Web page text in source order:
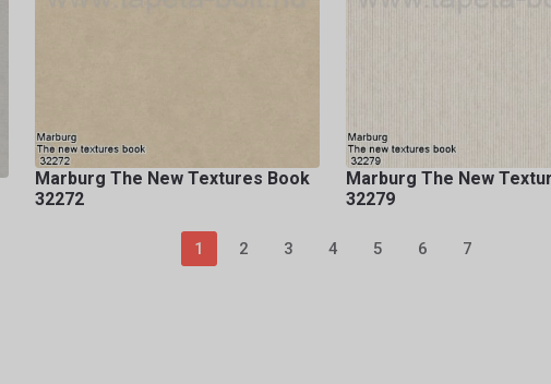
Marburg The New Textures Book
32272
Marburg The New
32279
1 2 3 4 5 6 7